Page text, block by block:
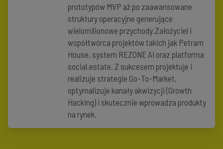
prototypów MVP aż po zaawansowane
struktury operacyjne generujące
wielomilionowe przychody.Założyciel i
współtwórca projektów takich jak Petram
House, system REZONE AI oraz platforma
social.estate. Z sukcesem projektuje i
realizuje strategie Go-To-Market,
optymalizuje kanały akwizycji (Growth
Hacking) i skutecznie wprowadza produkty
na rynek.